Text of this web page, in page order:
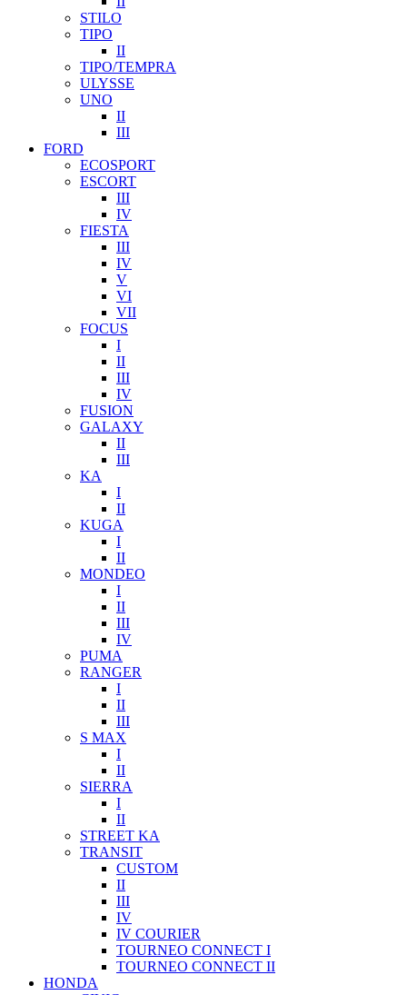
STILO
TIPO
II
TIPO/TEMPRA
ULYSSE
UNO
II
III
FORD
ECOSPORT
ESCORT
III
IV
FIESTA
III
IV
V
VI
VII
FOCUS
I
II
III
IV
FUSION
GALAXY
II
III
KA
I
II
KUGA
I
II
MONDEO
I
II
III
IV
PUMA
RANGER
I
II
III
S MAX
I
II
SIERRA
I
II
STREET KA
TRANSIT
CUSTOM
II
III
IV
IV COURIER
TOURNEO CONNECT I
TOURNEO CONNECT II
HONDA